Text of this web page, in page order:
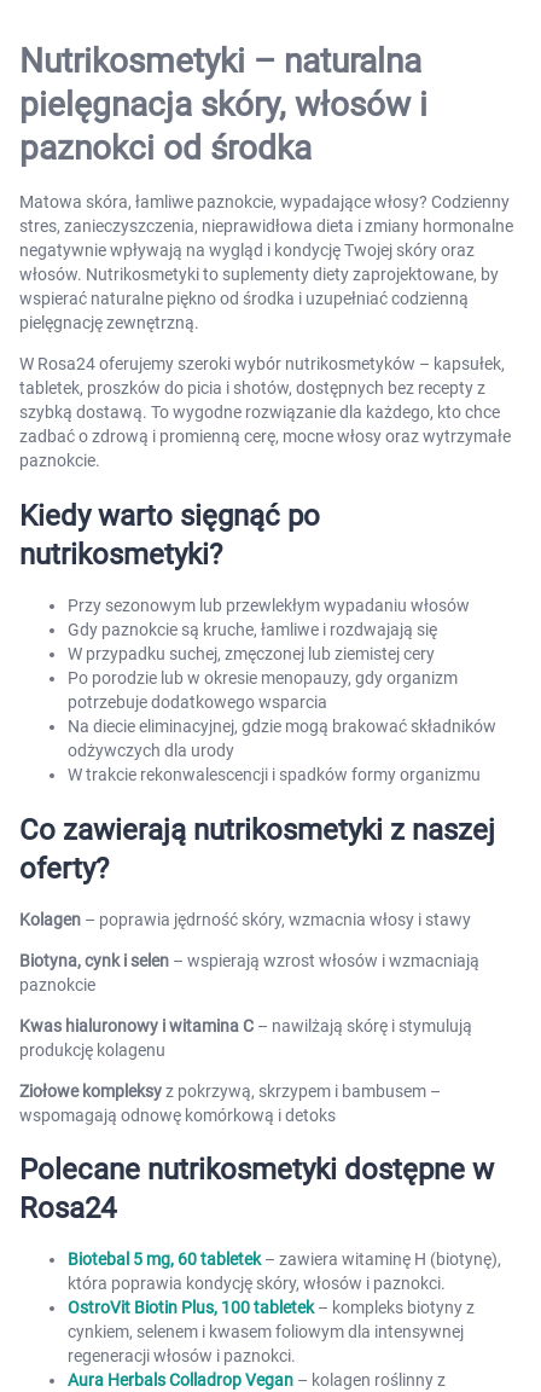
Nutrikosmetyki – naturalna
pielęgnacja skóry, włosów i
paznokci od środka
Matowa skóra, łamliwe paznokcie, wypadające włosy? Codzienny
stres, zanieczyszczenia, nieprawidłowa dieta i zmiany hormonalne
negatywnie wpływają na wygląd i kondycję Twojej skóry oraz
włosów. Nutrikosmetyki to suplementy diety zaprojektowane, by
wspierać naturalne piękno od środka i uzupełniać codzienną
pielęgnację zewnętrzną.
W Rosa24 oferujemy szeroki wybór nutrikosmetyków – kapsułek,
tabletek, proszków do picia i shotów, dostępnych bez recepty z
szybką dostawą. To wygodne rozwiązanie dla każdego, kto chce
zadbać o zdrową i promienną cerę, mocne włosy oraz wytrzymałe
paznokcie.
Kiedy warto sięgnąć po
nutrikosmetyki?
Przy sezonowym lub przewlekłym wypadaniu włosów
Gdy paznokcie są kruche, łamliwe i rozdwajają się
W przypadku suchej, zmęczonej lub ziemistej cery
Po porodzie lub w okresie menopauzy, gdy organizm
potrzebuje dodatkowego wsparcia
Na diecie eliminacyjnej, gdzie mogą brakować składników
odżywczych dla urody
W trakcie rekonwalescencji i spadków formy organizmu
Co zawierają nutrikosmetyki z naszej
oferty?
Kolagen – poprawia jędrność skóry, wzmacnia włosy i stawy
Biotyna, cynk i selen – wspierają wzrost włosów i wzmacniają
paznokcie
Kwas hialuronowy i witamina C – nawilżają skórę i stymulują
produkcję kolagenu
Ziołowe kompleksyz pokrzywą, skrzypem i bambusem –
wspomagają odnowę komórkową i detoks
Polecane nutrikosmetyki dostępne w
Rosa24
Biotebal 5 mg, 60 tabletek– zawiera witaminę H (biotynę),
która poprawia kondycję skóry, włosów i paznokci.
OstroVit Biotin Plus, 100 tabletek – kompleks biotyny z
cynkiem, selenem i kwasem foliowym dla intensywnej
regeneracji włosów i paznokci.
Aura Herbals Colladrop Vegan – kolagen roślinny z